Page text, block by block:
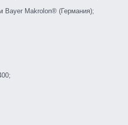
Bayer Makrolon® (Германия);